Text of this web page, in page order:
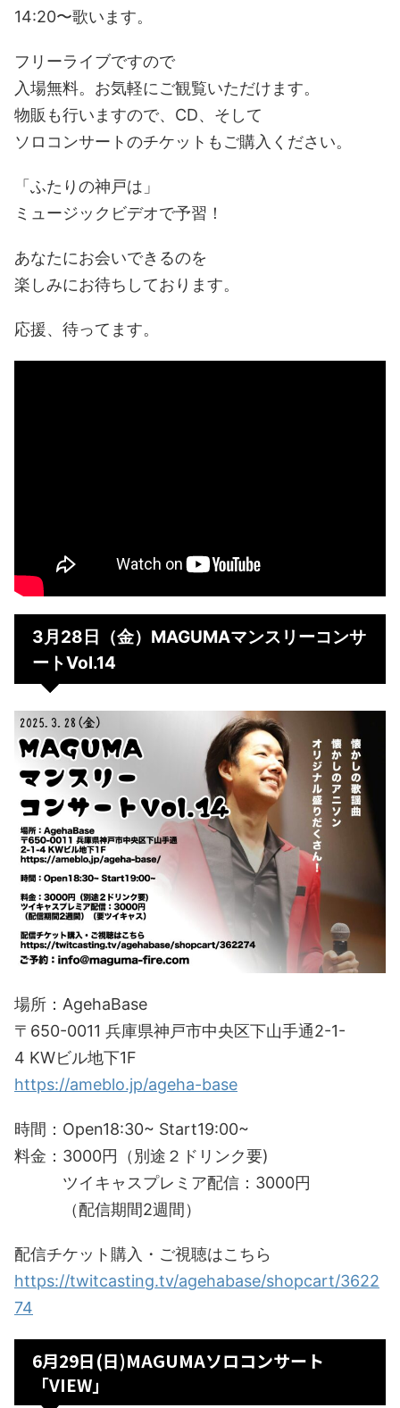
14:20〜歌います。
フリーライブですので
入場無料。お気軽にご観覧いただけます。
物販も行いますので、CD、そして
ソロコンサートのチケットもご購入ください。
「ふたりの神戸は」
ミュージックビデオで予習！
あなたにお会いできるのを
楽しみにお待ちしております。
応援、待ってます。
3月28日（金）MAGUMAマンスリーコンサ
ートVol.14
場所：AgehaBase
〒650-0011 兵庫県神戸市中央区下山手通2-1-
4 KWビル地下1F
https://ameblo.jp/ageha-base
時間：Open18:30~ Start19:00~
料金：3000円（別途２ドリンク要)
ツイキャスプレミア配信：3000円
（配信期間2週間）
配信チケット購入・ご視聴はこちら
https://twitcasting.tv/agehabase/shopcart/3622
74
6月29日(日)MAGUMAソロコンサート
「VIEW」